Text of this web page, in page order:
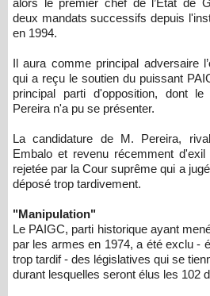
deux mandats successifs depuis
en 1994.
Il aura comme principal adversaire
qui a reçu le soutien du puissant
principal parti d'opposition, dont
Pereira n'a pu se présenter.
La candidature de M. Pereira,
Embalo et revenu récemment
rejetée par la Cour suprême qui a
déposé trop tardivement.
"Manipulation"
Le PAIGC, parti historique ayant
par les armes en 1974, a été exclu -
trop tardif - des législatives qui se
durant lesquelles seront élus les 102